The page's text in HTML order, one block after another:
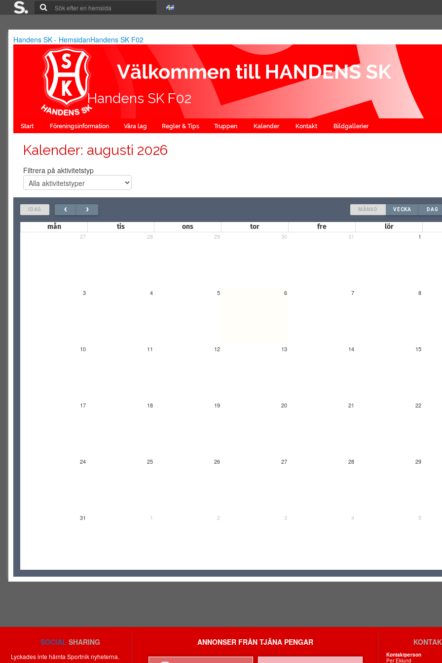
Handens SK - HemsidanHandens SK F02
Handens SK F02
Start Föreningsinformation Våra lag Regler & Tips Truppen Kalender Kontakt Bildgallerier
Kalender: augusti 2026
Filtrera på aktivitetstyp
IDAG MÅNAD VECKA DAG
mån tis ons tor fre lör
27 28 29 30 31 1
3 4 5 6 7 8
10 11 12 13 14 15
17 18 19 20 21 22
24 25 26 27 28 29
31 1 2 3 4 5
SOCIAL SHARING
Lyckades inte hämta Sportnik nyheterna.
ANNONSER FRÅN TJÄNA PENGAR
Kontaktperson
Per Eklund